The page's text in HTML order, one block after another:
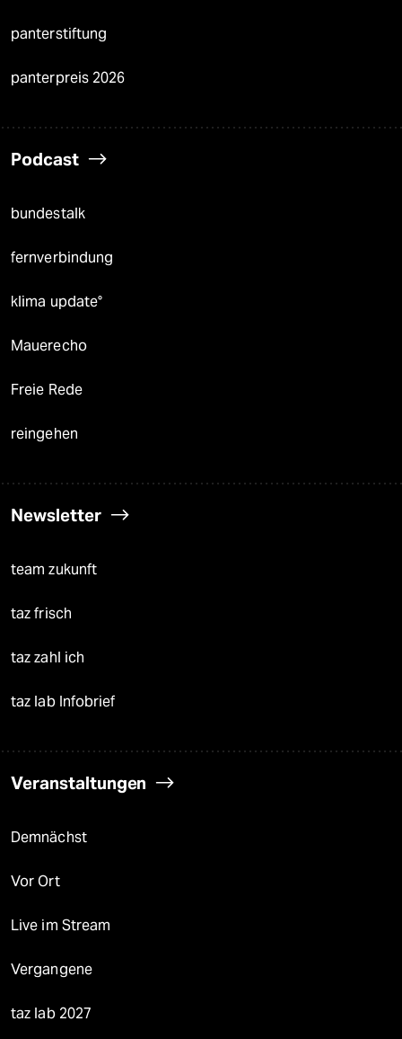
panterstiftung
panterpreis 2026
Podcast
bundestalk
fernverbindung
klima update°
Mauerecho
Freie Rede
reingehen
Newsletter
team zukunft
taz frisch
taz zahl ich
taz lab Infobrief
Veranstaltungen
Demnächst
Vor Ort
Live im Stream
Vergangene
taz lab 2027